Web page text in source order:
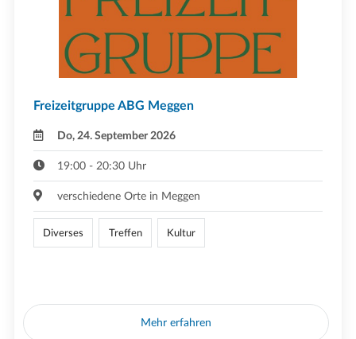
Freizeitgruppe ABG Meggen
Do, 24. September 2026
19:00 - 20:30 Uhr
verschiedene Orte in Meggen
Diverses Treffen Kultur
Mehr erfahren